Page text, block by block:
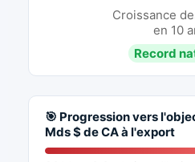
Croissance
en 10
Record
🎯 Progression vers
Mds $ de CA à l'export